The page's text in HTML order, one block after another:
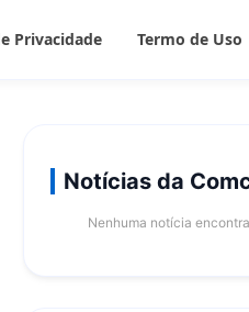
Privacidade Termo de Uso
Notícias da
Nenhuma notícia